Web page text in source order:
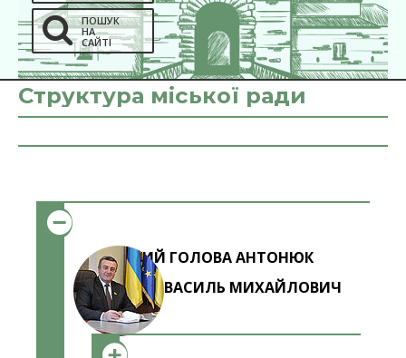
ПОШУК
НА
САЙТІ
Структура міської ради
МІСЬКИЙ ГОЛОВА АНТОНЮК
ВАСИЛЬ МИХАЙЛОВИЧ